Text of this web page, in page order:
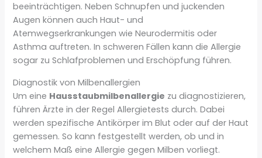
beeinträchtigen. Neben Schnupfen und juckenden
Augen können auch Haut- und
Atemwegserkrankungen wie Neurodermitis oder
Asthma auftreten. In schweren Fällen kann die Allergie
sogar zu Schlafproblemen und Erschöpfung führen.
Diagnostik von Milbenallergien
Um eine Hausstaubmilbenallergie zu diagnostizieren,
führen Ärzte in der Regel Allergietests durch. Dabei
werden spezifische Antikörper im Blut oder auf der Haut
gemessen. So kann festgestellt werden, ob und in
welchem Maß eine Allergie gegen Milben vorliegt.